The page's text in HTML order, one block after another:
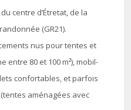
centre d’Étretat, de la
(GR21).
nus pour tentes et
entre 80 et 100 m²), mobil-
confortables, et parfois
aménagées avec